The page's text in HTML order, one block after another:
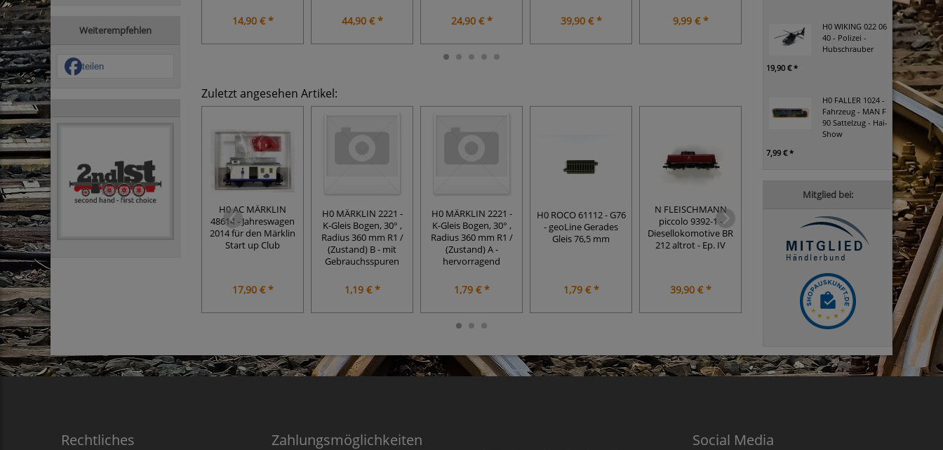
Weiterempfehlen
teilen
14,90 € * 44,90 € * 24,90 € * 39,90 € * 9,99 € * 9,99 € *
Zuletzt angesehen Artikel:
H0 AC MÄRKLIN
48614 - Jahreswagen
2014 für den Märklin
Start up Club
17,90 € *
H0 MÄRKLIN 2221 -
K-Gleis Bogen, 30° ,
Radius 360 mm R1 /
(Zustand) B - mit
Gebrauchsspuren
1,19 € *
H0 MÄRKLIN 2221 -
K-Gleis Bogen, 30° ,
Radius 360 mm R1 /
(Zustand) A -
hervorragend
1,79 € *
H0 ROCO 61112 - G76
- geoLine Gerades
Gleis 76,5 mm
1,79 € *
N FLEISCHMANN
piccolo 9392-1 -
Diesellokomotive BR
212 altrot - Ep. IV
39,90 € *
Leitfaden für den
Dampflokomotivdienst
Niederstraßer - 1941
29,90 € *
H0
6101 - Gerades
200 mm /
- mit
2,59 € *
H0 WIKING 022 06
40 - Polizei -
Hubschrauber
19,90 € *
H0 FALLER 1024 -
Fahrzeug - MAN F
90 Sattelzug - Hai-
Show
7,99 € *
Mitglied bei:
Rechtliches Zahlungsmöglichkeiten Social Media